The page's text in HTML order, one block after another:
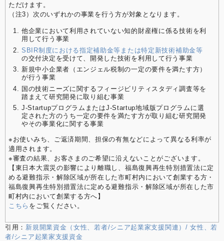
ただけます。
（注3）次のいずれかの事業を行う方が対象となります。
他企業において利用されていない知的財産権に係る技術を利
用して行う事業
SBIR制度における指定補助金等または特定新技術補助金等
の交付決定を受けて、開発した技術を利用して行う事業
新規中小企業者（エンジェル税制の一定の要件を満たす方）
が行う事業
国の技術ニーズに関するフィージビリティスタディ調査等を
踏まえて研究開発に取り組む事業
J-StartupプログラムまたはJ-Startup地域版プログラムに選
定された方のうち一定の要件を満たす方が取り組む研究開発
やその事業化に関する事業
※お使いみち、ご返済期間、担保の有無などによって異なる利率が
適用されます。
※審査の結果、お客さまのご希望に沿えないことがございます。
【東日本大震災の影響により離職し、福島復興再生特別措置法に定
める避難指示・解除区域が所在した市町村内において創業する方・
福島復興再生特別措置法に定める避難指示・解除区域が所在した市
町村内において創業する方へ】
こちら をご覧ください。
引用： 新規開業資金（女性、若者/シニア起業家支援関連）/ 女性、若
者/シニア起業家支援資金